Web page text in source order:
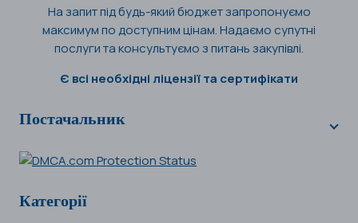
На запит під будь-який бюджет запропонуємо
максимум по доступним цінам. Надаємо супутні
послуги та консультуємо з питань закупівлі.
Є всі необхідні ліцензії та сертифікати
Постачальник
Категорії